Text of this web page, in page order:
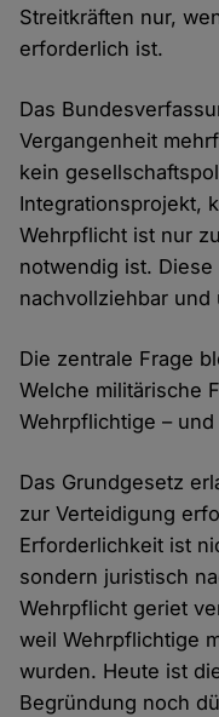
Streitkräften nur,
erforderlich ist.
Das
Vergangenheit
kein
Integrationsprojekt,
Wehrpflicht ist nur
notwendig ist.
nachvollziehbar
Die zentrale Frage
Welche militärische
Wehrpflichtige –
Das Grundgesetz
zur Verteidigung
Erforderlichkeit ist
sondern juristisch
Wehrpflicht geriet
weil Wehrpflichtige
wurden. Heute ist
Begründung noch